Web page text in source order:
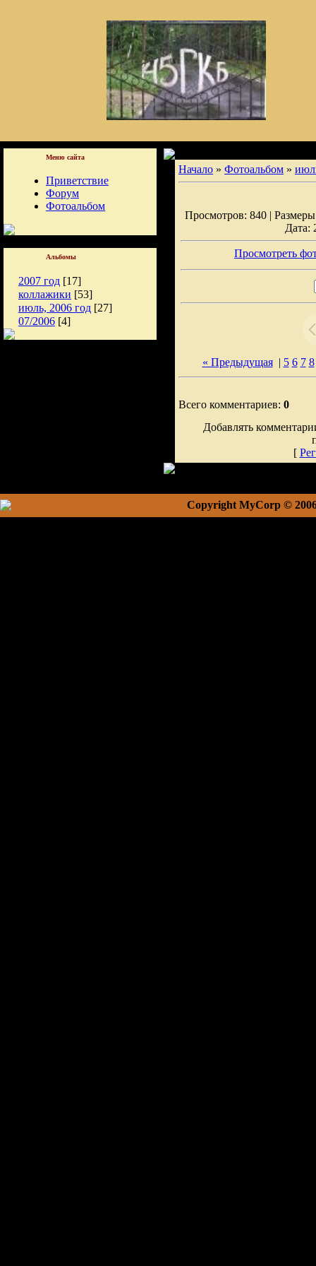
Меню сайта
Приветствие
Форум
Фотоальбом
Альбомы
2007 год [17]
коллажики [53]
июль, 2006 год [27]
07/2006 [4]
Начало » Фотоальбом »
Просмотров: 840 |
Дата:
Просмотреть
« Предыдущая| 5 6 7 8
Всего комментариев: 0
Добавлять
[
Copyright MyCorp ©